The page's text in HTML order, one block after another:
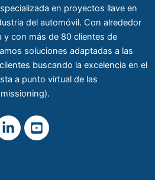
en proyectos llave en
del automóvil. Con alrededor
y con más de 80 clientes de
soluciones adaptadas a las
buscando la excelencia en el
a punto virtual de las